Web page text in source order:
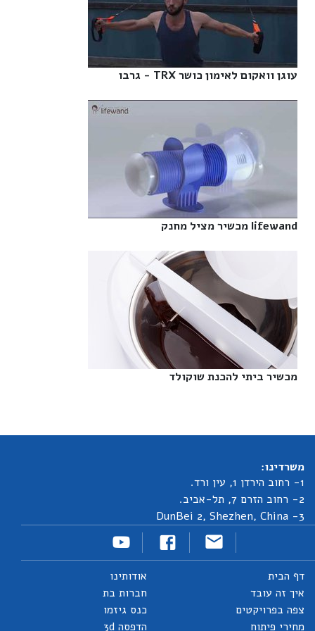
עוגן וואקום לאימון כושר TRX - גרבו‎
lifewand מכשיר מציל מחנק‎
מכשיר ביתי להכנת שוקולד‎
משרדינו:
1- רחוב הירדן 1, עין ורד.
2- רחוב הזרם 7, תל-אביב.
3- DunBei 2, Shezhen, China
דף הבית
איך זה עובד
צפה בפרויקטים
מחירי פיתוח
אודותינו
חברות בת
כנס גיזמו
הדפסה 3d